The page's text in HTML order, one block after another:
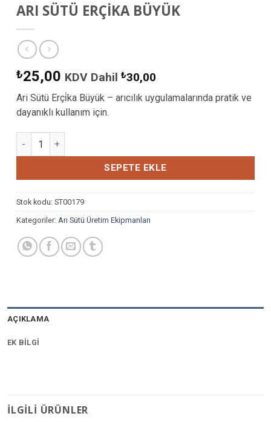
ARI SÜTÜ ERÇİKA BÜYÜK
₺25,00 KDV Dahil ₺30,00
Ari Sütü Erçi̇ka Büyük – arıcılık uygulamalarında pratik ve
dayanıklı kullanım için.
SEPETE EKLE
Stok kodu: ST00179
Kategoriler: Arı Sütü Üretim Ekipmanları
AÇIKLAMA
EK BILGI
İLGILI ÜRÜNLER